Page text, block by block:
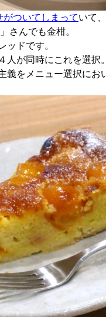
がついてしまっていて、
さんでも金柑。
ッドです。
人が同時にこれを選択。
義をメニュー選択にお